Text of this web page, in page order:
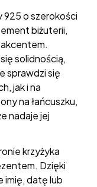
925 o szerokości
biżuterii,
solidnością,
sprawdzi się
jak i na
na łańcuszku,
nadaje jej
krzyżyka
Dzięki
imię, datę lub